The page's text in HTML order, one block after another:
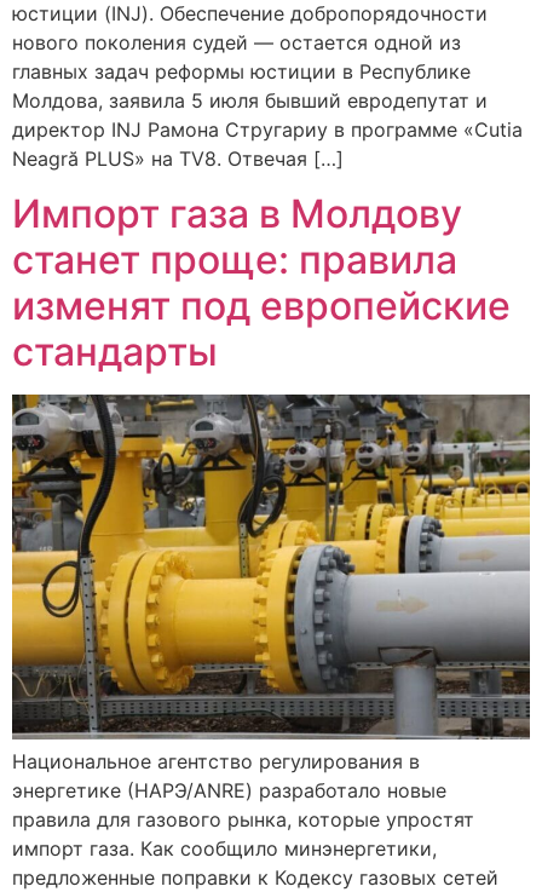
юстиции (INJ). Обеспечение добропорядочности
нового поколения судей — остается одной из
главных задач реформы юстиции в Республике
Молдова, заявила 5 июля бывший евродепутат и
директор INJ Рамона Стругариу в программе «Cutia
Neagră PLUS» на TV8. Отвечая […]
Импорт газа в Молдову
станет проще: правила
изменят под европейские
стандарты
Национальное агентство регулирования в
энергетике (НАРЭ/ANRE) разработало новые
правила для газового рынка, которые упростят
импорт газа. Как сообщило минэнергетики,
предложенные поправки к Кодексу газовых сетей